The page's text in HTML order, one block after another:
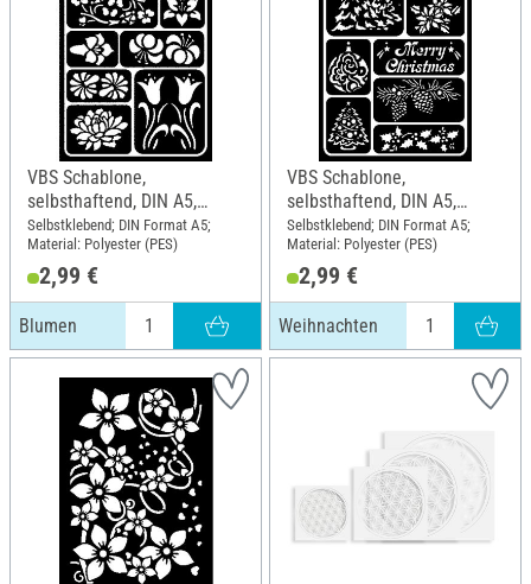
VBS Schablone,
selbsthaftend, DIN A5,
Blumen
Selbstklebend; DIN Format A5;
Material: Polyester (PES)
2,99 €
Blumen
VBS Schablone,
selbsthaftend, DIN A5,
Weihnachten
Selbstklebend; DIN Format A5;
Material: Polyester (PES)
2,99 €
Weihnachten